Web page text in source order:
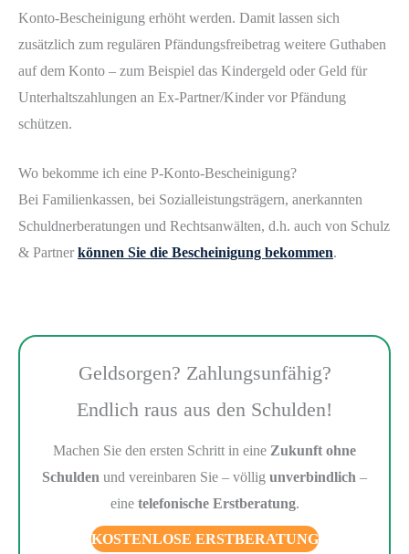
Konto-Bescheinigung erhöht werden. Damit lassen sich
zusätzlich zum regulären Pfändungsfreibetrag weitere Guthaben
auf dem Konto – zum Beispiel das Kindergeld oder Geld für
Unterhaltszahlungen an Ex-Partner/Kinder vor Pfändung
schützen.
Wo bekomme ich eine P-Konto-Bescheinigung?
Bei Familienkassen, bei Sozialleistungsträgern, anerkannten
Schuldnerberatungen und Rechtsanwälten, d.h. auch von Schulz
& Partner können Sie die Bescheinigung bekommen.
Geldsorgen? Zahlungsunfähig?
Endlich raus aus den Schulden!
Machen Sie den ersten Schritt in eine Zukunft ohne
Schulden und vereinbaren Sie – völlig unverbindlich –
eine telefonische Erstberatung.
KOSTENLOSE ERSTBERATUNG